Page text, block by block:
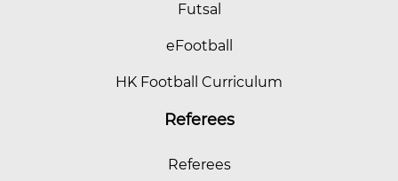
Futsal
eFootball
HK Football Curriculum
Referees
Referees